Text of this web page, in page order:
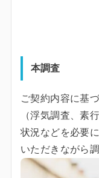
本調査
ご契約内容に基
（浮気調査、素
状況などを必要
いただきながら